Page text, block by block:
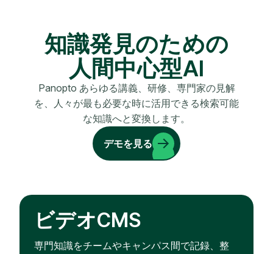
知識発見のための
人間中心型AI
Panopto あらゆる講義、研修、専門家の見解
を、人々が最も必要な時に活用できる検索可能
な知識へと変換します。
デモを見る
ビデオCMS
専門知識をチームやキャンパス間で記録、整